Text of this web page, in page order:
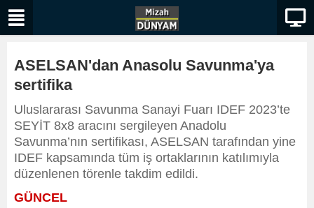
ASELSAN'dan Anasolu Savunma'ya
sertifika
Uluslararası Savunma Sanayi Fuarı IDEF 2023’te
SEYİT 8x8 aracını sergileyen Anadolu
Savunma’nın sertifikası, ASELSAN tarafından yine
IDEF kapsamında tüm iş ortaklarının katılımıyla
düzenlenen törenle takdim edildi.
GÜNCEL